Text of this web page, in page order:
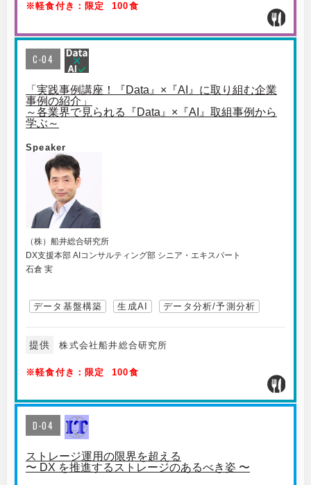
※軽食付き：限定 100食
C-04
「実践事例講座！『Data』×『AI』に取り組む企業
事例の紹介」
～各業界で見られる『Data』×『AI』取組事例から
学ぶ～
Speaker
（株）船井総合研究所
DX支援本部 AIコンサルティング部 シニア・エキスパート
石倉 実
データ基盤構築 生成AI データ分析/予測分析
提供 株式会社船井総合研究所
※軽食付き：限定 100食
D-04
ストレージ運用の限界を超える
〜 DX を推進するストレージのあるべき姿 〜